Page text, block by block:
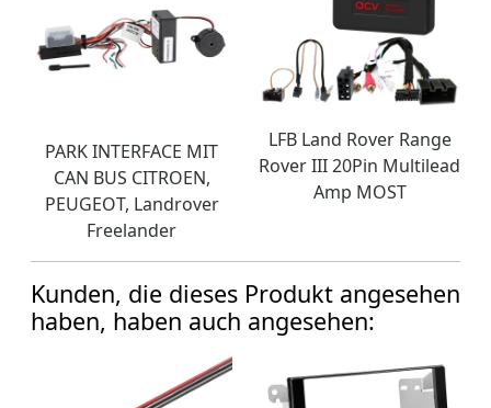
PARK INTERFACE MIT
CAN BUS CITROEN,
PEUGEOT, Landrover
Freelander
LFB Land Rover Range
Rover III 20Pin Multilead
Amp MOST
Kunden, die dieses Produkt angesehen
haben, haben auch angesehen: